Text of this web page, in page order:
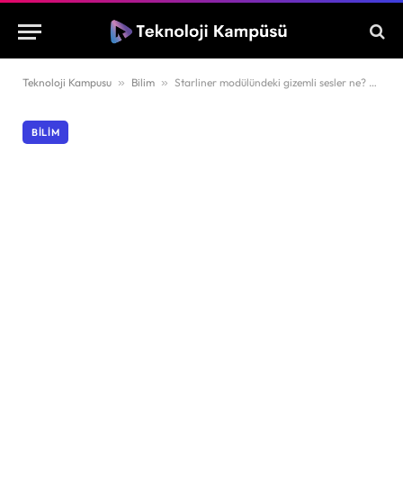
Teknoloji Kampusu » Bilim » Starliner modülündeki gizemli sesler ne? NASA açıkladı!
BILIM